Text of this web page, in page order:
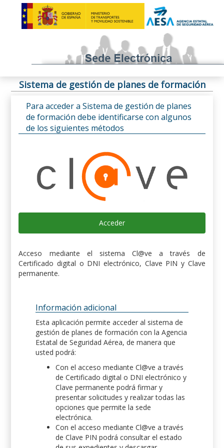
Sistema de gestión de planes de formación
Para acceder a Sistema de gestión de planes
de formación debe identificarse con algunos
de los siguientes métodos
Acceder
Acceso mediante el sistema Cl@ve a través de
Certificado digital o DNI electrónico, Clave PIN y Clave
permanente.
Información adicional
Esta aplicación permite acceder al sistema de
gestión de planes de formación con la Agencia
Estatal de Seguridad Aérea, de manera que
usted podrá:
Con el acceso mediante Cl@ve a través
de Certificado digital o DNI electrónico y
Clave permanente podrá firmar y
presentar solicitudes y realizar todas las
opciones que permite la sede
electrónica.
Con el acceso mediante Cl@ve a través
de Clave PIN podrá consultar el estado